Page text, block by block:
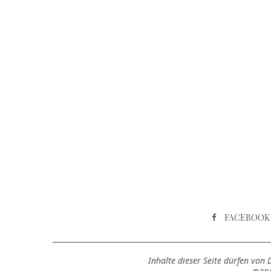
FACEBOOK
Inhalte dieser Seite dürfen von